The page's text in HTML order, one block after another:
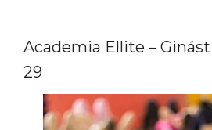
Academia Ellite –
29